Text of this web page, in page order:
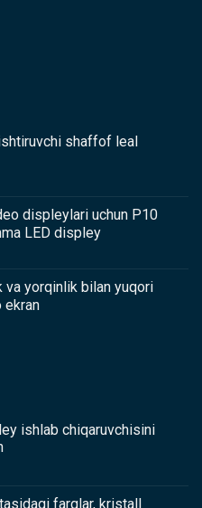
shaffof leal
displeylari uchun P10
LED displey
va yorqinlik bilan yuqori
ishlab chiqaruvchisini
farqlar, kristall